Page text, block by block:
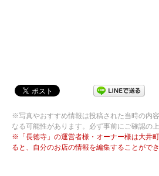
※写真やおすすめ情報は投稿された当時の内
なる可能性があります。必ず事前にご確認の
※「長徳寺」の運営者様・オーナー様は大井
ると、自分のお店の情報を編集することができ